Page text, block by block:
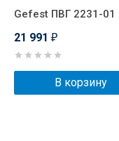
Gefest ПВГ 2231-01
21 991 ₽
В корзину